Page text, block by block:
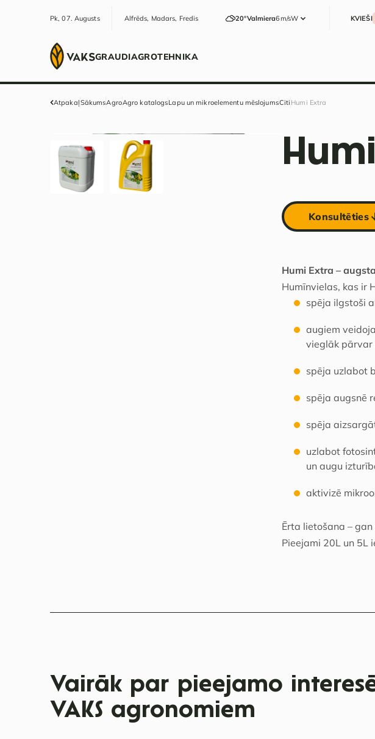
Pk, 07. Augusts Alfrēds, Madars, Fredis 20°Valmiera6m/sW KVIEŠI
GRAUDIAGROTEHNIKA
AtpakaļSākumsAgroAgro katalogsLapu un mikroelementu mēslojumsCiti Humi Extra
Konsultēties
Humi Extra –
Humīnvielas, kas ir
spēja ilgstoši
augiem
vieglāk pārvar
spēja uzlabot
spēja augsnē
spēja
uzlabot
un augu
aktivizē
Ērta lietošana –
Pieejami 20L un 5L
Vairāk par pieejamo
VAKS agronomiem